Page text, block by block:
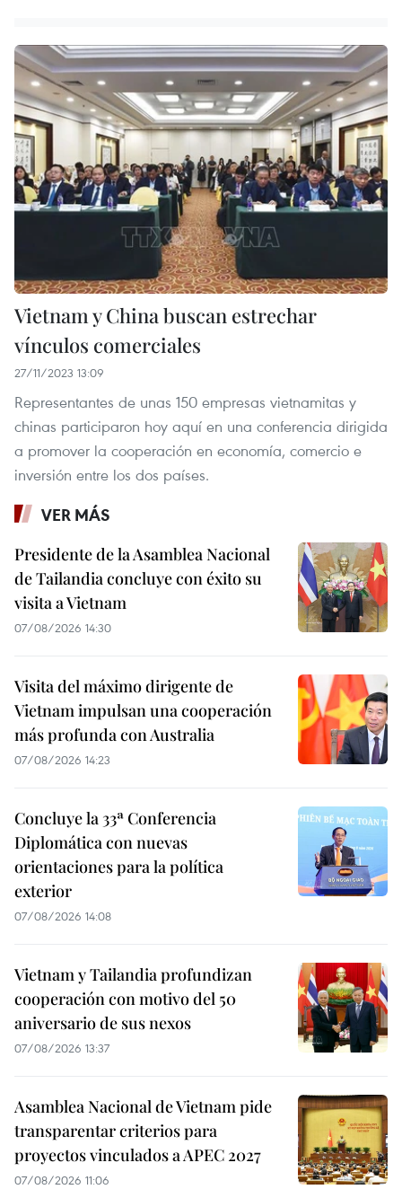
Vietnam y China buscan estrechar
vínculos comerciales
27/11/2023 13:09
Representantes de unas 150 empresas vietnamitas y
chinas participaron hoy aquí en una conferencia dirigida
a promover la cooperación en economía, comercio e
inversión entre los dos países.
VER MÁS
Presidente de la Asamblea Nacional
de Tailandia concluye con éxito su
visita a Vietnam
07/08/2026 14:30
Visita del máximo dirigente de
Vietnam impulsan una cooperación
más profunda con Australia
07/08/2026 14:23
Concluye la 33ª Conferencia
Diplomática con nuevas
orientaciones para la política
exterior
07/08/2026 14:08
Vietnam y Tailandia profundizan
cooperación con motivo del 50
aniversario de sus nexos
07/08/2026 13:37
Asamblea Nacional de Vietnam pide
transparentar criterios para
proyectos vinculados a APEC 2027
07/08/2026 11:06